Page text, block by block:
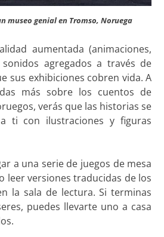
museo genial en Tromso, Noruega
aumentada (animaciones,
agregados a través de
sus exhibiciones cobren vida. A
más sobre los cuentos de
verás que las historias se
ti con ilustraciones y figuras
a una serie de juegos de mesa
leer versiones traducidas de los
la sala de lectura. Si terminas
puedes llevarte uno a casa